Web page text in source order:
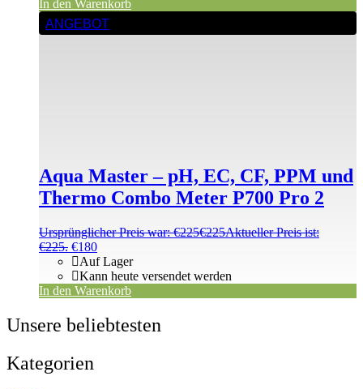
In den Warenkorb
ANGEBOT
Aqua Master – pH, EC, CF, PPM und
Thermo Combo Meter P700 Pro 2
Ursprünglicher Preis war: €225€225Aktueller Preis ist:
€225. €180
Auf Lager
Kann heute versendet werden
In den Warenkorb
Unsere beliebtesten
Kategorien